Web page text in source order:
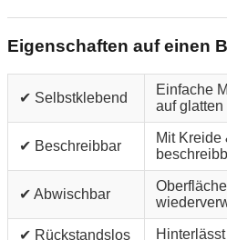
Eigenschaften auf einen
✔ Selbstklebend
Einfache
auf
✔ Beschreibbar
Mit Kreide
✔ Abwischbar
✔ Rückstandslos